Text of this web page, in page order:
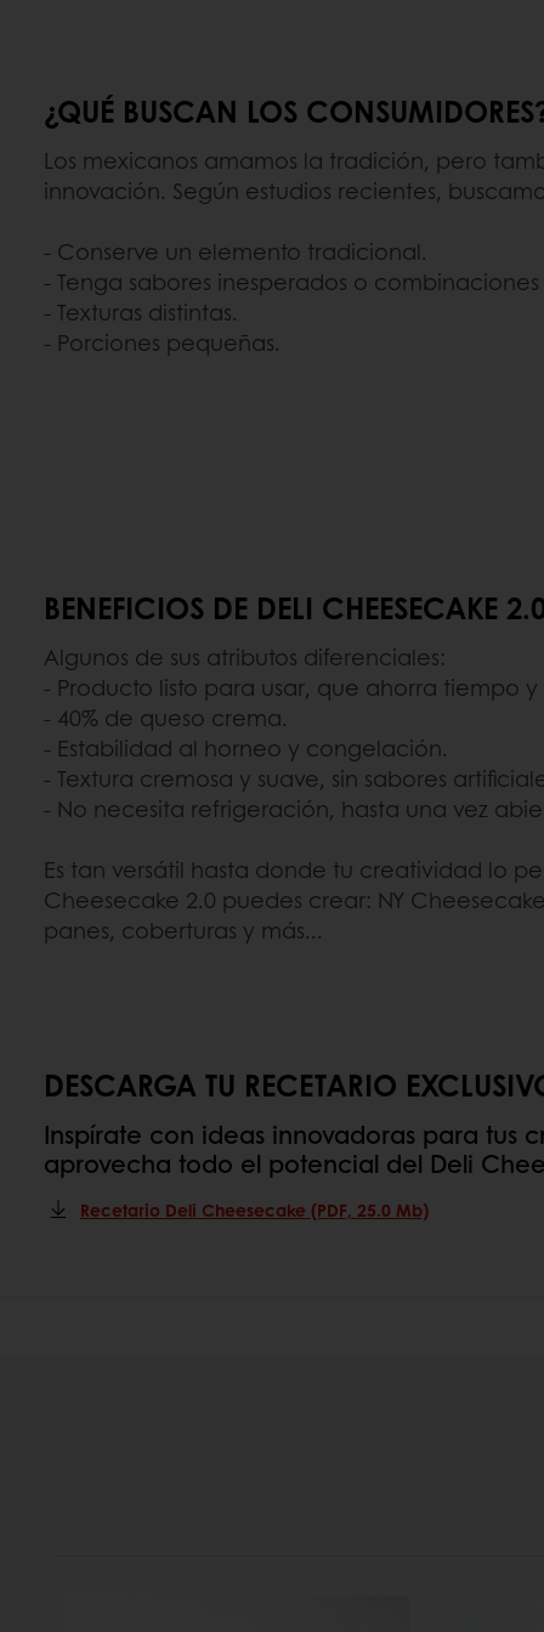
¿QUÉ BUSCAN LOS
Los mexicanos amamos la tradición, pero
innovación. Según estudios recientes,
- Conserve un elemento tradicional.
- Tenga sabores inesperados o
- Texturas distintas.
- Porciones pequeñas.
BENEFICIOS DE DELI CHEESECAKE
Algunos de sus atributos diferenciales:
- Producto listo para usar, que ahorra tiempo
- 40% de queso crema.
- Estabilidad al horneo y congelación.
- Textura cremosa y suave, sin sabores
- No necesita refrigeración, hasta una vez
Es tan versátil hasta donde tu creatividad lo
Cheesecake 2.0 puedes crear: NY
panes, coberturas y más...
DESCARGA TU RECETARIO
Inspírate con ideas innovadoras para tus
aprovecha todo el potencial del Deli
Recetario Deli Cheesecake (PDF, 25.0 Mb)